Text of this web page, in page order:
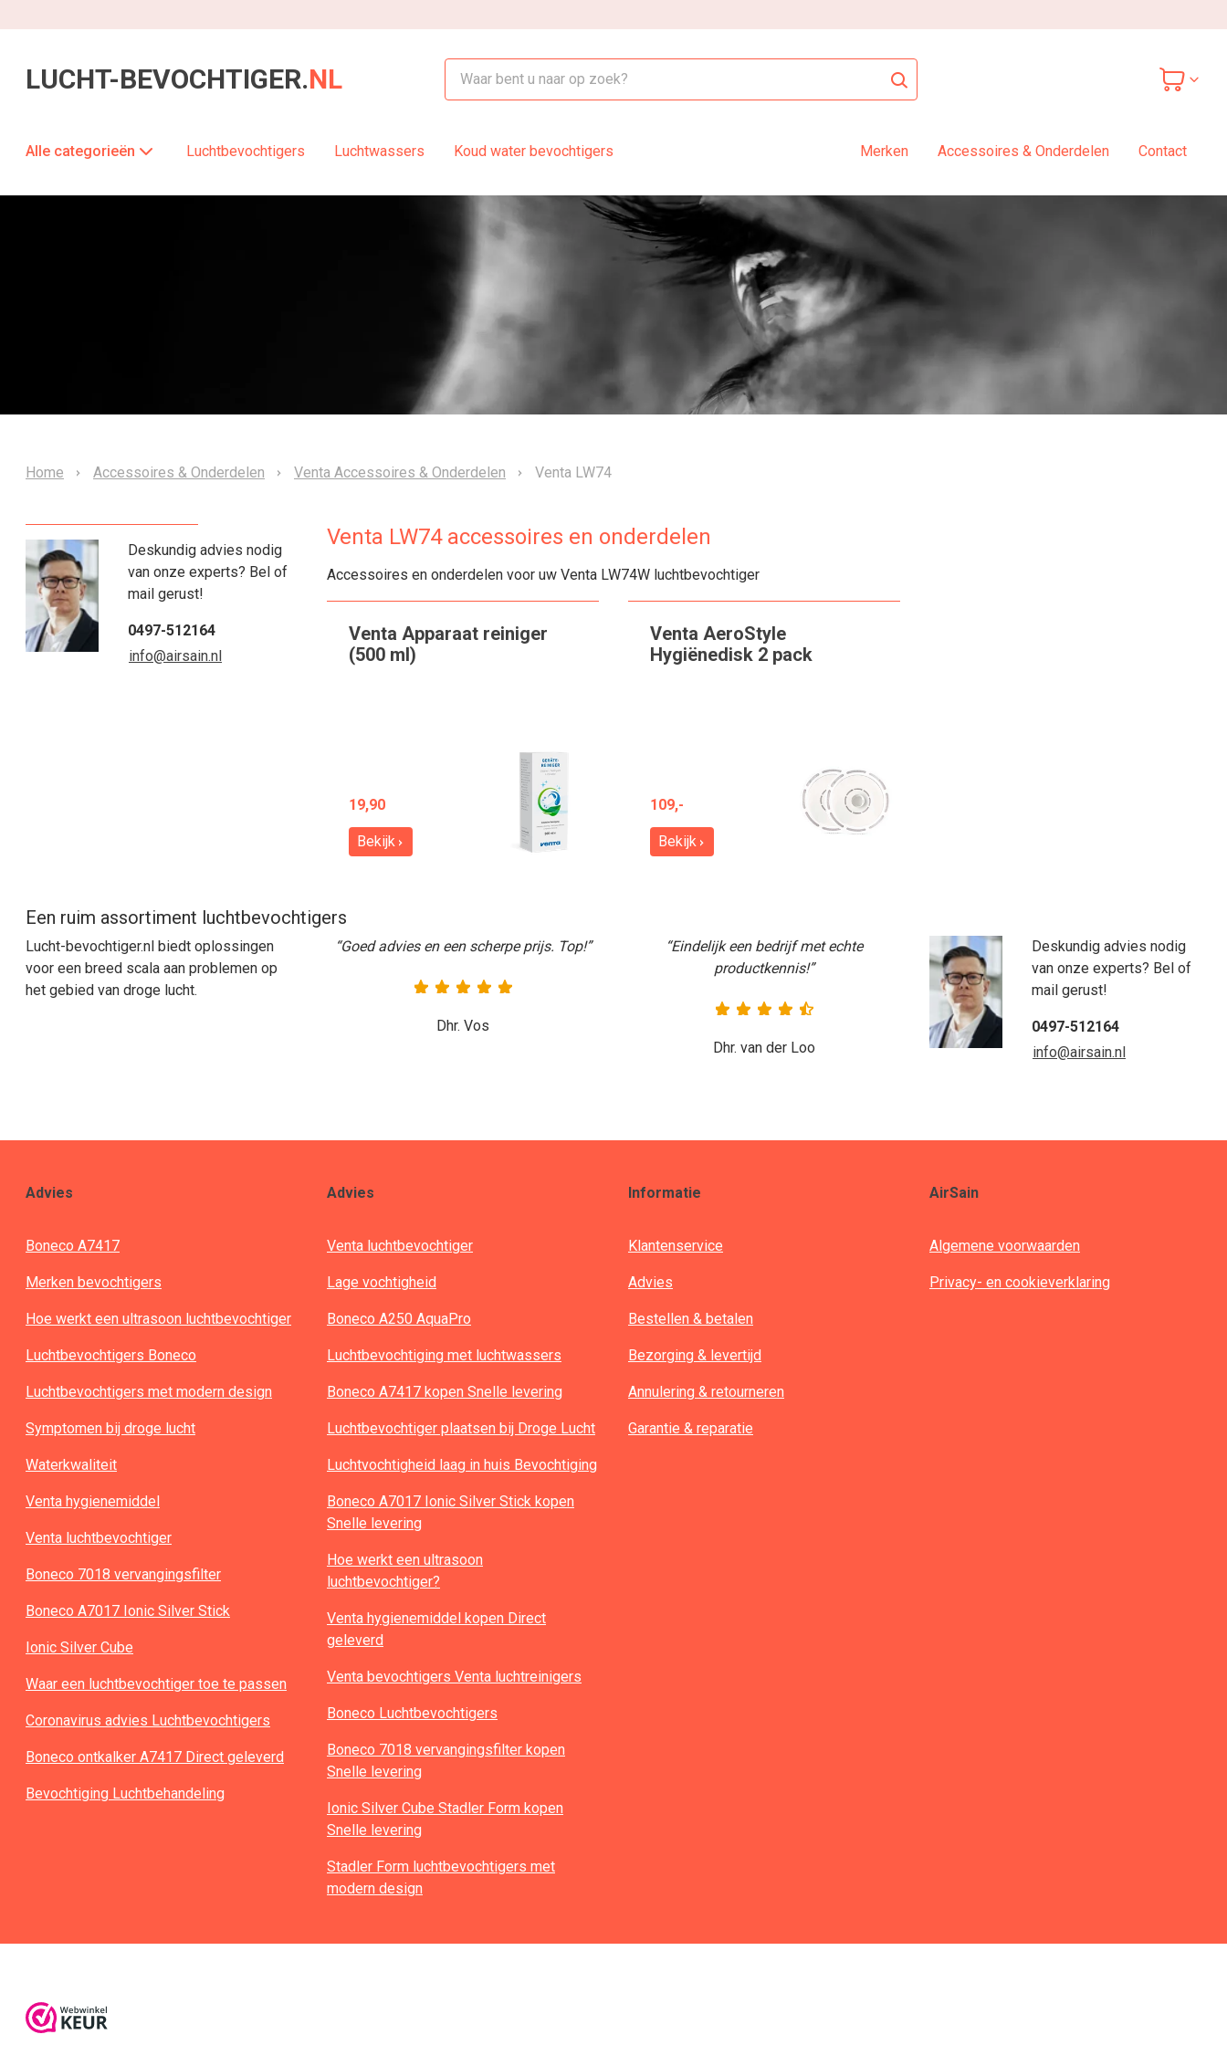
LUCHT-BEVOCHTIGER.NL
Alle categorieën Luchtbevochtigers Luchtwassers Koud water bevochtigers Merken Accessoires & Onderdelen Contact
Home Accessoires & Onderdelen Venta Accessoires & Onderdelen Venta LW74
Deskundig advies nodig
van onze experts? Bel of
mail gerust!
0497-512164
info@airsain.nl
Venta LW74 accessoires en onderdelen
Accessoires en onderdelen voor uw Venta LW74W luchtbevochtiger
Venta Apparaat reiniger
(500 ml)
19,90
Bekijk
Venta AeroStyle
Hygiënedisk 2 pack
109,-
Bekijk
Een ruim assortiment luchtbevochtigers
Lucht-bevochtiger.nl biedt oplossingen
voor een breed scala aan problemen op
het gebied van droge lucht.
“Goed advies en een scherpe prijs. Top!”
Dhr. Vos
“Eindelijk een bedrijf met echte
productkennis!”
Dhr. van der Loo
Deskundig advies nodig
van onze experts? Bel of
mail gerust!
0497-512164
info@airsain.nl
Advies
Boneco A7417
Merken bevochtigers
Hoe werkt een ultrasoon luchtbevochtiger
Luchtbevochtigers Boneco
Luchtbevochtigers met modern design
Symptomen bij droge lucht
Waterkwaliteit
Venta hygienemiddel
Venta luchtbevochtiger
Boneco 7018 vervangingsfilter
Boneco A7017 Ionic Silver Stick
Ionic Silver Cube
Waar een luchtbevochtiger toe te passen
Coronavirus advies Luchtbevochtigers
Boneco ontkalker A7417 Direct geleverd
Bevochtiging Luchtbehandeling
Advies
Venta luchtbevochtiger
Lage vochtigheid
Boneco A250 AquaPro
Luchtbevochtiging met luchtwassers
Boneco A7417 kopen Snelle levering
Luchtbevochtiger plaatsen bij Droge Lucht
Luchtvochtigheid laag in huis Bevochtiging
Boneco A7017 Ionic Silver Stick kopen
Snelle levering
Hoe werkt een ultrasoon
luchtbevochtiger?
Venta hygienemiddel kopen Direct
geleverd
Venta bevochtigers Venta luchtreinigers
Boneco Luchtbevochtigers
Boneco 7018 vervangingsfilter kopen
Snelle levering
Ionic Silver Cube Stadler Form kopen
Snelle levering
Stadler Form luchtbevochtigers met
modern design
Informatie
Klantenservice
Advies
Bestellen & betalen
Bezorging & levertijd
Annulering & retourneren
Garantie & reparatie
AirSain
Algemene voorwaarden
Privacy- en cookieverklaring